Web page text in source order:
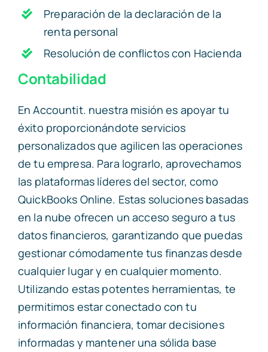
Preparación de la declaración de la
renta personal
Resolución de conflictos con Hacienda
Contabilidad
En Accountit. nuestra misión es apoyar tu
éxito proporcionándote servicios
personalizados que agilicen las operaciones
de tu empresa. Para lograrlo, aprovechamos
las plataformas líderes del sector, como
QuickBooks Online. Estas soluciones basadas
en la nube ofrecen un acceso seguro a tus
datos financieros, garantizando que puedas
gestionar cómodamente tus finanzas desde
cualquier lugar y en cualquier momento.
Utilizando estas potentes herramientas, te
permitimos estar conectado con tu
información financiera, tomar decisiones
informadas y mantener una sólida base